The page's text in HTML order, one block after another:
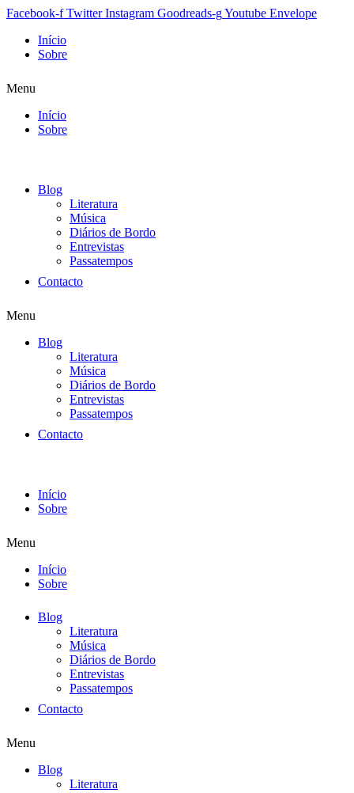
Facebook-f Twitter Instagram Goodreads-gYoutube Envelope
Início
Sobre
Menu
Início
Sobre
Blog
Literatura
Música
Diários de Bordo
Entrevistas
Passatempos
Contacto
Menu
Blog
Literatura
Música
Diários de Bordo
Entrevistas
Passatempos
Contacto
Início
Sobre
Menu
Início
Sobre
Blog
Literatura
Música
Diários de Bordo
Entrevistas
Passatempos
Contacto
Menu
Blog
Literatura